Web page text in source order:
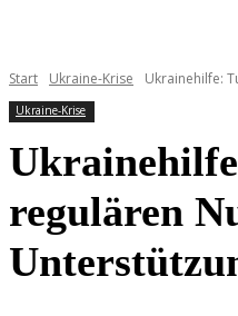
Start Ukraine-Krise Ukrainehilfe:
Ukraine-Krise
regulären